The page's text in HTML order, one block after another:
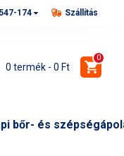
174 Szállítás
0 termék - 0 Ft
0
bőr- és